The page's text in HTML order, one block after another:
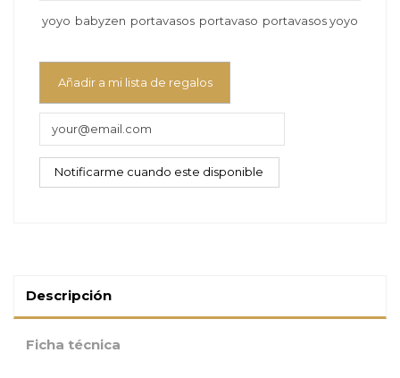
yoyo babyzen portavasos portavaso portavasos yoyo
Añadir a mi lista de regalos
Descripción
Ficha técnica